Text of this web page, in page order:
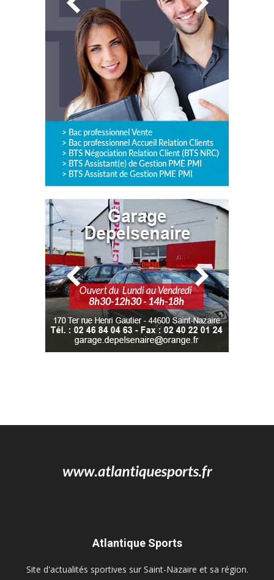
Atlantique Sports
Site d'actualités sportives sur Saint-Nazaire et sa région.